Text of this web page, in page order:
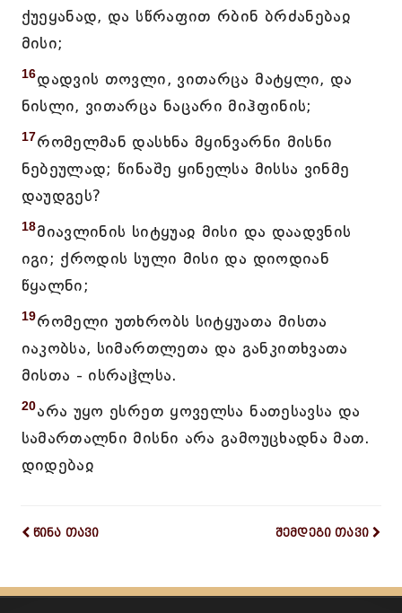
ქუეყანად, და სწრაფით რბინ ბრძანებაჲ
მისი;
16დადვის თოვლი, ვითარცა მატყლი, და
ნისლი, ვითარცა ნაცარი მიჰფინის;
17რომელმან დასხნა მყინვარნი მისნი
ნებეულად; წინაშე ყინელსა მისსა ვინმე
დაუდგეს?
18მიავლინის სიტყუაჲ მისი და დაადვნის
იგი; ქროდის სული მისი და დიოდიან
წყალნი;
19რომელი უთხრობს სიტყუათა მისთა
იაკობსა, სიმართლეთა და განკითხვათა
მისთა - ისრაჱლსა.
20არა უყო ესრეთ ყოველსა ნათესავსა და
სამართალნი მისნი არა გამოუცხადნა მათ.
დიდებაჲ
წინა თავი შემდეგი თავი